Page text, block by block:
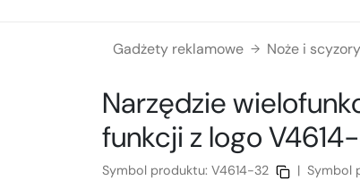
Gadżety reklamowe → Noże i
Narzędzie
funkcji z logo
Symbol produktu: V4614-32 | Symbol